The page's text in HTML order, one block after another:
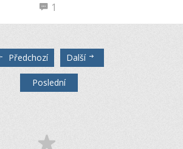
1
Předchozí Další
Poslední